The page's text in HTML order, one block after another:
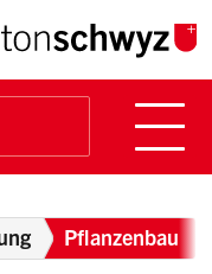
Breadcrumb
Pflanzenbau